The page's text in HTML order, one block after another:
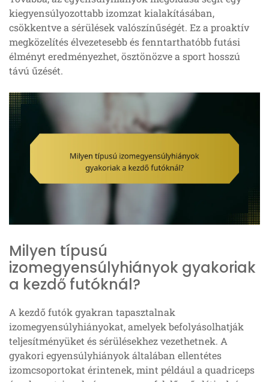
kiegyensúlyozottabb izomzat kialakításában,
csökkentve a sérülések valószínűségét. Ez a proaktív
megközelítés élvezetesebb és fenntarthatóbb futási
élményt eredményezhet, ösztönözve a sport hosszú
távú űzését.
Milyen típusú
izomegyensúlyhiányok gyakoriak
a kezdő futóknál?
A kezdő futók gyakran tapasztalnak
izomegyensúlyhiányokat, amelyek befolyásolhatják
teljesítményüket és sérülésekhez vezethetnek. A
gyakori egyensúlyhiányok általában ellentétes
izomcsoportokat érintenek, mint például a quadriceps